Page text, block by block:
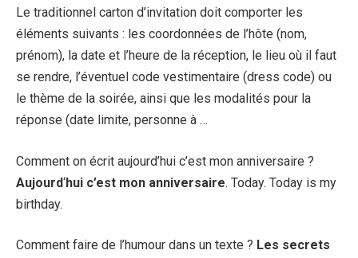
Le traditionnel carton d’invitation doit comporter les
éléments suivants : les coordonnées de l’hôte (nom,
prénom), la date et l’heure de la réception, le lieu où il faut
se rendre, l’éventuel code vestimentaire (dress code) ou
le thème de la soirée, ainsi que les modalités pour la
réponse (date limite, personne à …
Comment on écrit aujourd’hui c’est mon anniversaire ?
Aujourd‘hui c’est mon anniversaire. Today. Today is my
birthday.
Comment faire de l’humour dans un texte ? Les secrets